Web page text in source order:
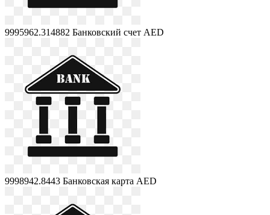
9995962.314882 Банковский счет AED
9998942.8443 Банковская карта AED